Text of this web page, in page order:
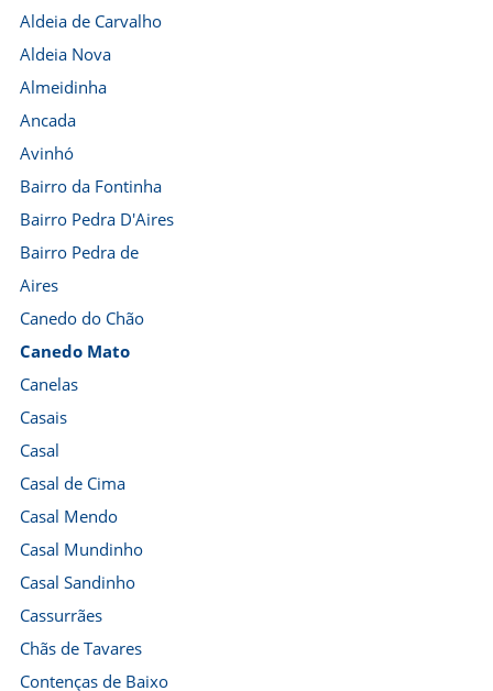
Aldeia de Carvalho
Aldeia Nova
Almeidinha
Ancada
Avinhó
Bairro da Fontinha
Bairro Pedra D'Aires
Bairro Pedra de
Aires
Canedo do Chão
Canedo Mato
Canelas
Casais
Casal
Casal de Cima
Casal Mendo
Casal Mundinho
Casal Sandinho
Cassurrães
Chãs de Tavares
Contenças de Baixo